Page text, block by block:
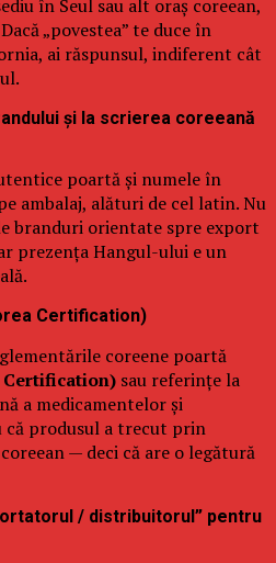
în Seul sau alt oraș coreean,
„povestea” te duce în
ai răspunsul, indiferent cât
și la scrierea coreeană
poartă și numele în
ambalaj, alături de cel latin. Nu
branduri orientate spre export
prezența Hangul-ului e un
Certification)
coreene poartă
Certification) sau referințe la
a medicamentelor și
că produsul a trecut prin
— deci că are o legătură
/ distribuitorul” pentru